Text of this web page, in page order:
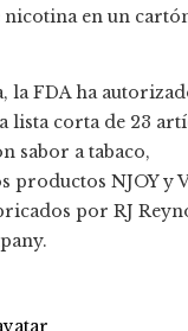
nicotina en un
la FDA ha
lista corta de 23
sabor a tabaco,
productos NJOY y
por RJ